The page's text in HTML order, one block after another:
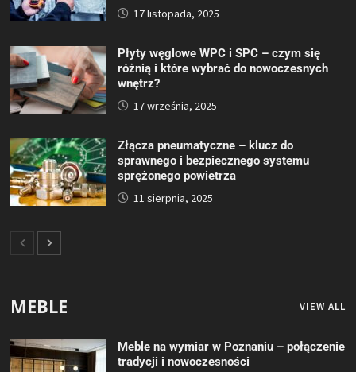
17 listopada, 2025
Płyty węglowe WPC i SPC – czym się
różnią i które wybrać do nowoczesnych
wnętrz?
17 września, 2025
Złącza pneumatyczne – klucz do
sprawnego i bezpiecznego systemu
sprężonego powietrza
11 sierpnia, 2025
MEBLE VIEW ALL
Meble na wymiar w Poznaniu – połączenie
tradycji i nowoczesności